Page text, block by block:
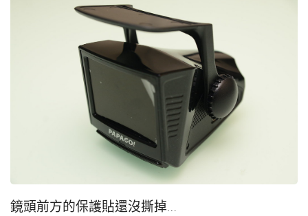
鏡頭前方的保護貼還沒撕掉…